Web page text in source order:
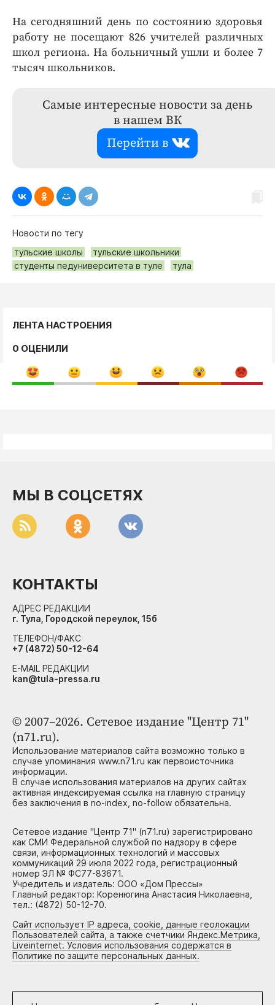
На сегодняшний день по состоянию здоровья
работу не посещают 826 учителей различных
школ региона. На больничный ушли и более 7
тысяч школьников.
Самые интересные новости за день
в нашем ВК
Перейти в
Новости по тегу
тульские школы
тульские школьники
студенты педуниверситета в туле
тула
ЛЕНТА НАСТРОЕНИЯ
0 ОЦЕНИЛИ
© 2007–2026. Сетевое издание "Центр 71"
(n71.ru).
Использование материалов сайта возможно только в
случае упоминания www.n71.ru как первоисточника
информации.
В случае использования материалов на других сайтах
активная индексируемая ссылка на главную страницу
без заключения в no-index, no-follow обязательна.
Сетевое издание "Центр 71" (n71.ru) зарегистрировано
как СМИ Федеральной службой по надзору в сфере
связи, информационных технологий и массовых
коммуникаций 29 июля 2022 года, регистрационный
номер ЭЛ № ФС77-83671.
Учредитель и издатель: ООО «Дом Прессы»
Главный редактор: Коренюгина Анастасия Николаевна,
тел.: (4872) 50-12-70.
Сайт использует IP адреса, cookie, данные геолокации
Пользователей сайта, а также счетчики Яндекс.Метрика,
Liveinternet. Условия использования содержатся в
Политике по защите персональных данных.
МЫ В СОЦСЕТЯХ
КОНТАКТЫ
АДРЕС РЕДАКЦИИ
г. Тула, Городской переулок, 15б
ТЕЛЕФОН/ФАКС
+7 (4872) 50-12-64
E-MAIL РЕДАКЦИИ
kan@tula-pressa.ru